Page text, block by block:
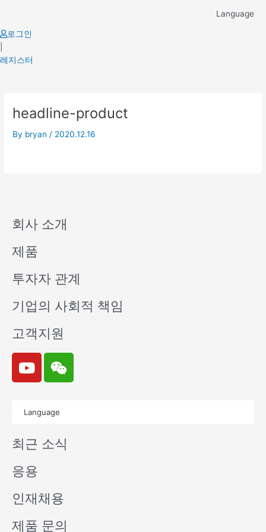
content
Language
로그인
레지스터
headline-product
By bryan / 2020.12.16
회사 소개
제품
투자자 관계
기업의 사회적 책임
고객지원
Y
o
u
e
W
e
i
n
Language
최근 소식
응용
인재채용
제품 문의